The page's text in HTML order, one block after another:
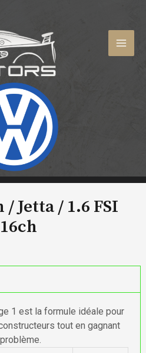
/ Jetta / 1.6 FSI
1 est la formule idéale pour
tout en gagnant